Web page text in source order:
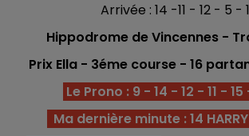
Arrivée : 14 -11 - 12 - 5 -
Hippodrome de Vincennes -
Prix Ella - 3émecourse - 16
Le Prono : 9 - 14 - 12 - 11 -
Ma dernière minute : 14 HARRY